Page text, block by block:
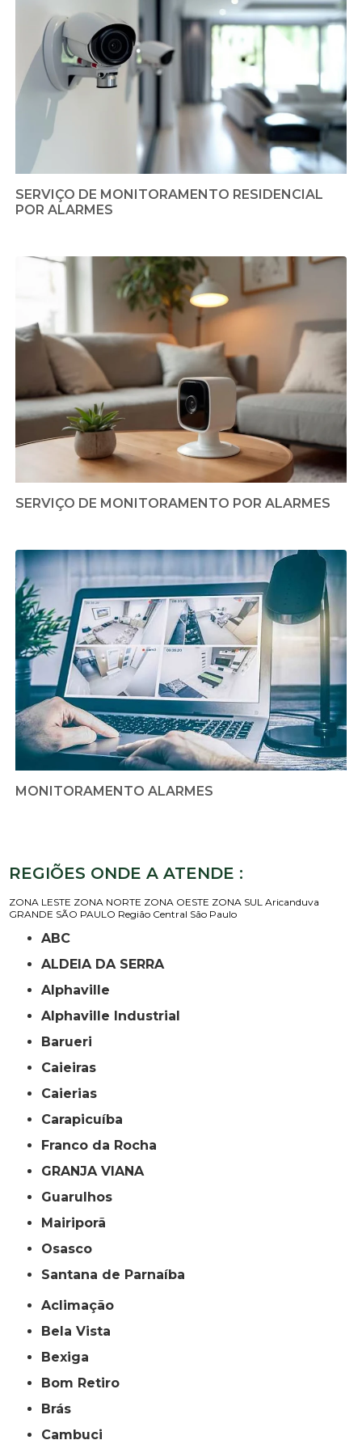
SERVIÇO DE MONITORAMENTO RESIDENCIAL
POR ALARMES
SERVIÇO DE MONITORAMENTO POR ALARMES
MONITORAMENTO ALARMES
REGIÕES ONDE A ATENDE :
ZONA LESTE ZONA NORTE ZONA OESTE ZONA SUL Aricanduva
GRANDE SÃO PAULO Região Central São Paulo
ABC
ALDEIA DA SERRA
Alphaville
Alphaville Industrial
Barueri
Caieiras
Caierias
Carapicuíba
Franco da Rocha
GRANJA VIANA
Guarulhos
Mairiporã
Osasco
Santana de Parnaíba
Aclimação
Bela Vista
Bexiga
Bom Retiro
Brás
Cambuci